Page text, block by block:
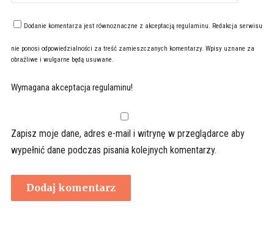
Dodanie komentarza jest równoznaczne z akceptacją regulaminu. Redakcja serwisu
nie ponosi odpowiedzialności za treść zamieszczanych komentarzy. Wpisy uznane za
obraźliwe i wulgarne będą usuwane.
Wymagana akceptacja regulaminu!
Zapisz moje dane, adres e-mail i witrynę w przeglądarce aby
wypełnić dane podczas pisania kolejnych komentarzy.